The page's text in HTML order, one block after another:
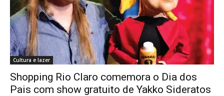
Cultura e lazer
Shopping Rio Claro comemora o Dia dos
Pais com show gratuito de Yakko Sideratos